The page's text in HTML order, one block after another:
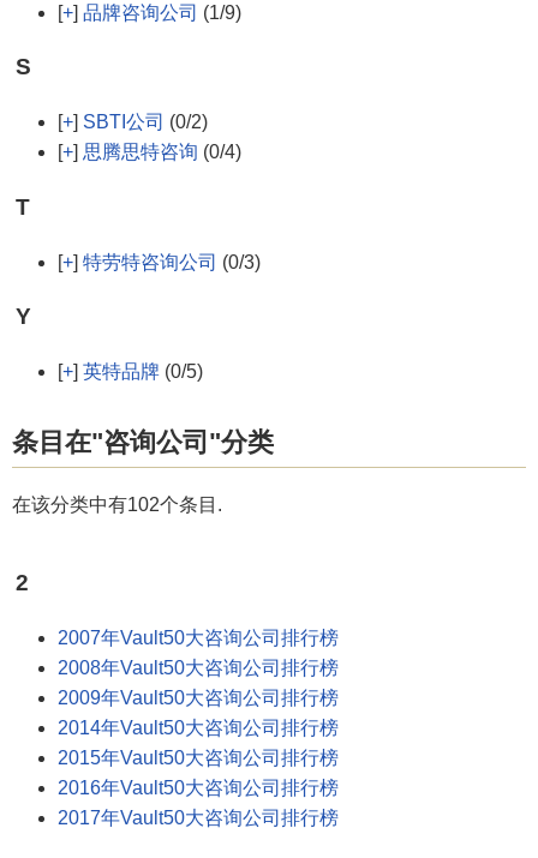
[+] 品牌咨询公司 (1/9)
S
[+] SBTI公司 (0/2)
[+] 思腾思特咨询 (0/4)
T
[+] 特劳特咨询公司 (0/3)
Y
[+] 英特品牌 (0/5)
条目在"咨询公司"分类
在该分类中有102个条目.
2
2007年Vault50大咨询公司排行榜
2008年Vault50大咨询公司排行榜
2009年Vault50大咨询公司排行榜
2014年Vault50大咨询公司排行榜
2015年Vault50大咨询公司排行榜
2016年Vault50大咨询公司排行榜
2017年Vault50大咨询公司排行榜